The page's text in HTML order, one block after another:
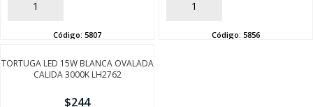
AÑADIR
Código: 5807
AÑADIR
Código: 5856
TORTUGA LED 15W BLANCA OVALADA
CALIDA 3000K LH2762
$244